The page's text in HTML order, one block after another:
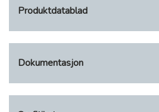
Produktdatablad
Dokumentasjon